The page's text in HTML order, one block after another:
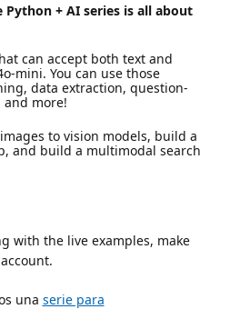
+ AI series is all about
can accept both text and
mini. You can use those
data extraction, question-
more!
to vision models, build a
and build a multimodal search
with the live examples, make
una serie para